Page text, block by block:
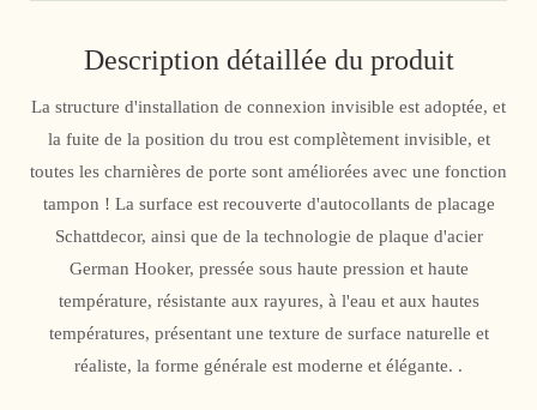
Description détaillée du produit
La structure d'installation de connexion invisible est adoptée, et
la fuite de la position du trou est complètement invisible, et
toutes les charnières de porte sont améliorées avec une fonction
tampon ! La surface est recouverte d'autocollants de placage
Schattdecor, ainsi que de la technologie de plaque d'acier
German Hooker, pressée sous haute pression et haute
température, résistante aux rayures, à l'eau et aux hautes
températures, présentant une texture de surface naturelle et
réaliste, la forme générale est moderne et élégante. .